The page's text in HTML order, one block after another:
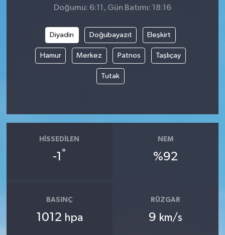
Doğumu: 6:11, Gün Batımı: 18:16
Diyadin Doğubayazıt Eleşkirt
Hamur Merkez Patnos Taşlıçay
Tutak
HISSEDILEN
-1 °
NEM
%92
BASINÇ
1012 hpa
RÜZGAR
9 km/s